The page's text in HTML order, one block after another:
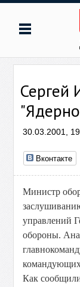
Сергей
30.03.2001,
Вконтакте
Министр
управлений
обороны.
Как